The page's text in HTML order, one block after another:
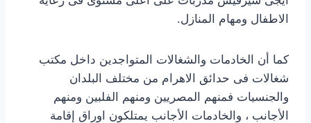
الاطفال ومهام المنازل.
كما أن الخادمات والشغالات المتواجدين داخل مكتب
شغالات فى حدائق الاهرام من مختلف البلدان
والجنسيات فمنهم المصريين ومنهم الفلبين ومنهم
الأجانب ، والخادمات الأجانب يمتلكون اوراق إقامة